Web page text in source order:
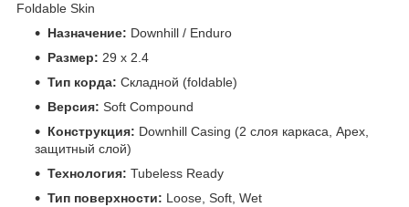
Foldable Skin
Назначение: Downhill / Enduro
Размер: 29 x 2.4
Тип корда: Складной (foldable)
Версия: Soft Compound
Конструкция: Downhill Casing (2 слоя каркаса, Apex,
защитный слой)
Технология: Tubeless Ready
Тип поверхности: Loose, Soft, Wet